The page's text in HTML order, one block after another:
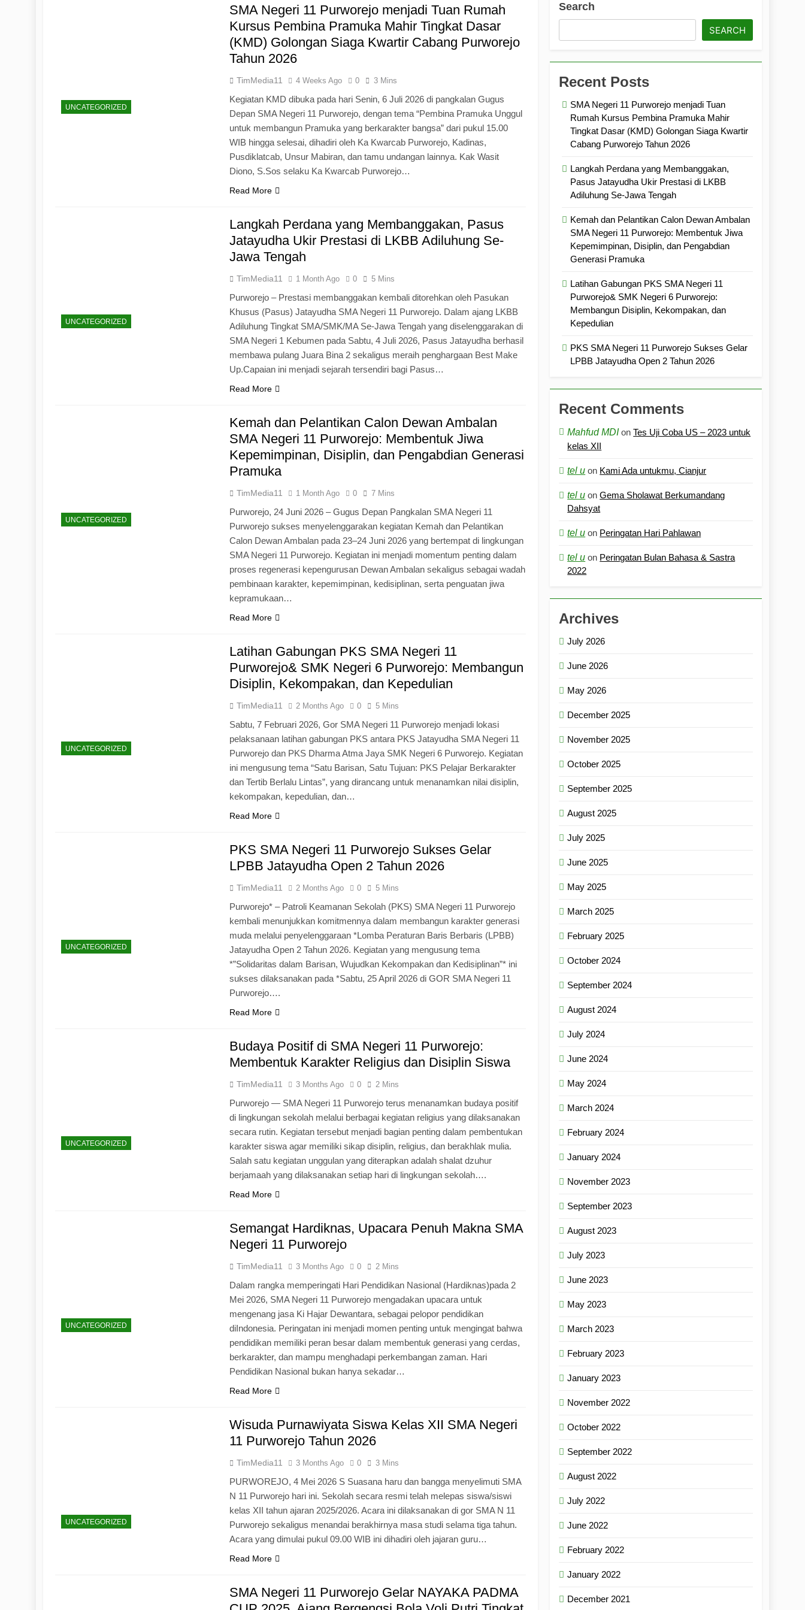
Pengabdian Generasi Pramuka
UNCATEGORIZED
SMA Negeri 11 Purworejo menjadi Tuan Rumah
Kursus Pembina Pramuka Mahir Tingkat Dasar
(KMD) Golongan Siaga Kwartir Cabang Purworejo
Tahun 2026
TimMedia11 4 Weeks Ago 0 3 Mins
Kegiatan KMD dibuka pada hari Senin, 6 Juli 2026 di pangkalan Gugus
Depan SMA Negeri 11 Purworejo, dengan tema “Pembina Pramuka Unggul
untuk membangun Pramuka yang berkarakter bangsa” dari pukul 15.00
WIB hingga selesai, dihadiri oleh Ka Kwarcab Purworejo, Kadinas,
Pusdiklatcab, Unsur Mabiran, dan tamu undangan lainnya. Kak Wasit
Diono, S.Sos selaku Ka Kwarcab Purworejo…
Read More
UNCATEGORIZED
Langkah Perdana yang Membanggakan, Pasus
Jatayudha Ukir Prestasi di LKBB Adiluhung Se-
Jawa Tengah
TimMedia11 1 Month Ago 0 5 Mins
Purworejo – Prestasi membanggakan kembali ditorehkan oleh Pasukan
Khusus (Pasus) Jatayudha SMA Negeri 11 Purworejo. Dalam ajang LKBB
Adiluhung Tingkat SMA/SMK/MA Se-Jawa Tengah yang diselenggarakan di
SMA Negeri 1 Kebumen pada Sabtu, 4 Juli 2026, Pasus Jatayudha berhasil
membawa pulang Juara Bina 2 sekaligus meraih penghargaan Best Make
Up.Capaian ini menjadi sejarah tersendiri bagi Pasus…
Read More
UNCATEGORIZED
Kemah dan Pelantikan Calon Dewan Ambalan
SMA Negeri 11 Purworejo: Membentuk Jiwa
Kepemimpinan, Disiplin, dan Pengabdian Generasi
Pramuka
TimMedia11 1 Month Ago 0 7 Mins
Purworejo, 24 Juni 2026 – Gugus Depan Pangkalan SMA Negeri 11
Purworejo sukses menyelenggarakan kegiatan Kemah dan Pelantikan
Calon Dewan Ambalan pada 23–24 Juni 2026 yang bertempat di lingkungan
SMA Negeri 11 Purworejo. Kegiatan ini menjadi momentum penting dalam
proses regenerasi kepengurusan Dewan Ambalan sekaligus sebagai wadah
pembinaan karakter, kepemimpinan, kedisiplinan, serta penguatan jiwa
kepramukaan…
Read More
UNCATEGORIZED
Latihan Gabungan PKS SMA Negeri 11
Purworejo& SMK Negeri 6 Purworejo: Membangun
Disiplin, Kekompakan, dan Kepedulian
TimMedia11 2 Months Ago 0 5 Mins
Sabtu, 7 Februari 2026, Gor SMA Negeri 11 Purworejo menjadi lokasi
pelaksanaan latihan gabungan PKS antara PKS Jatayudha SMA Negeri 11
Purworejo dan PKS Dharma Atma Jaya SMK Negeri 6 Purworejo. Kegiatan
ini mengusung tema “Satu Barisan, Satu Tujuan: PKS Pelajar Berkarakter
dan Tertib Berlalu Lintas”, yang dirancang untuk menanamkan nilai disiplin,
kekompakan, kepedulian, dan…
Read More
UNCATEGORIZED
PKS SMA Negeri 11 Purworejo Sukses Gelar
LPBB Jatayudha Open 2 Tahun 2026
TimMedia11 2 Months Ago 0 5 Mins
Purworejo* – Patroli Keamanan Sekolah (PKS) SMA Negeri 11 Purworejo
kembali menunjukkan komitmennya dalam membangun karakter generasi
muda melalui penyelenggaraan *Lomba Peraturan Baris Berbaris (LPBB)
Jatayudha Open 2 Tahun 2026. Kegiatan yang mengusung tema
*”Solidaritas dalam Barisan, Wujudkan Kekompakan dan Kedisiplinan”* ini
sukses dilaksanakan pada *Sabtu, 25 April 2026 di GOR SMA Negeri 11
Purworejo….
Read More
UNCATEGORIZED
Budaya Positif di SMA Negeri 11 Purworejo:
Membentuk Karakter Religius dan Disiplin Siswa
TimMedia11 3 Months Ago 0 2 Mins
Purworejo — SMA Negeri 11 Purworejo terus menanamkan budaya positif
di lingkungan sekolah melalui berbagai kegiatan religius yang dilaksanakan
secara rutin. Kegiatan tersebut menjadi bagian penting dalam pembentukan
karakter siswa agar memiliki sikap disiplin, religius, dan berakhlak mulia.
Salah satu kegiatan unggulan yang diterapkan adalah shalat dzuhur
berjamaah yang dilaksanakan setiap hari di lingkungan sekolah….
Read More
UNCATEGORIZED
Semangat Hardiknas, Upacara Penuh Makna SMA
Negeri 11 Purworejo
TimMedia11 3 Months Ago 0 2 Mins
Dalam rangka memperingati Hari Pendidikan Nasional (Hardiknas)pada 2
Mei 2026, SMA Negeri 11 Purworejo mengadakan upacara untuk
mengenang jasa Ki Hajar Dewantara, sebagai pelopor pendidikan
diIndonesia. Peringatan ini menjadi momen penting untuk mengingat bahwa
pendidikan memiliki peran besar dalam membentuk generasi yang cerdas,
berkarakter, dan mampu menghadapi perkembangan zaman. Hari
Pendidikan Nasional bukan hanya sekadar…
Read More
UNCATEGORIZED
Wisuda Purnawiyata Siswa Kelas XII SMA Negeri
11 Purworejo Tahun 2026
TimMedia11 3 Months Ago 0 3 Mins
PURWOREJO, 4 Mei 2026 S Suasana haru dan bangga menyelimuti SMA
N 11 Purworejo hari ini. Sekolah secara resmi telah melepas siswa/siswi
kelas XII tahun ajaran 2025/2026. Acara ini dilaksanakan di gor SMA N 11
Purworejo sekaligus menandai berakhirnya masa studi selama tiga tahun.
Acara yang dimulai pukul 09.00 WIB ini dihadiri oleh jajaran guru…
Read More
SMA Negeri 11 Purworejo Gelar NAYAKA PADMA
Search
SEARCH
Recent Posts
SMA Negeri 11 Purworejo menjadi Tuan
Rumah Kursus Pembina Pramuka Mahir
Tingkat Dasar (KMD) Golongan Siaga Kwartir
Cabang Purworejo Tahun 2026
Langkah Perdana yang Membanggakan,
Pasus Jatayudha Ukir Prestasi di LKBB
Adiluhung Se-Jawa Tengah
Kemah dan Pelantikan Calon Dewan Ambalan
SMA Negeri 11 Purworejo: Membentuk Jiwa
Kepemimpinan, Disiplin, dan Pengabdian
Generasi Pramuka
Latihan Gabungan PKS SMA Negeri 11
Purworejo& SMK Negeri 6 Purworejo:
Membangun Disiplin, Kekompakan, dan
Kepedulian
PKS SMA Negeri 11 Purworejo Sukses Gelar
LPBB Jatayudha Open 2 Tahun 2026
Recent Comments
Mahfud MDIonTes Uji Coba US – 2023 untuk
kelas XII
tel u on Kami Ada untukmu, Cianjur
tel u onGema Sholawat Berkumandang
Dahsyat
tel u on Peringatan Hari Pahlawan
tel u on Peringatan Bulan Bahasa & Sastra
2022
Archives
July 2026
June 2026
May 2026
December 2025
November 2025
October 2025
September 2025
August 2025
July 2025
June 2025
May 2025
March 2025
February 2025
October 2024
September 2024
August 2024
July 2024
June 2024
May 2024
March 2024
February 2024
January 2024
November 2023
September 2023
August 2023
July 2023
June 2023
May 2023
March 2023
February 2023
January 2023
November 2022
October 2022
September 2022
August 2022
July 2022
June 2022
February 2022
January 2022
December 2021